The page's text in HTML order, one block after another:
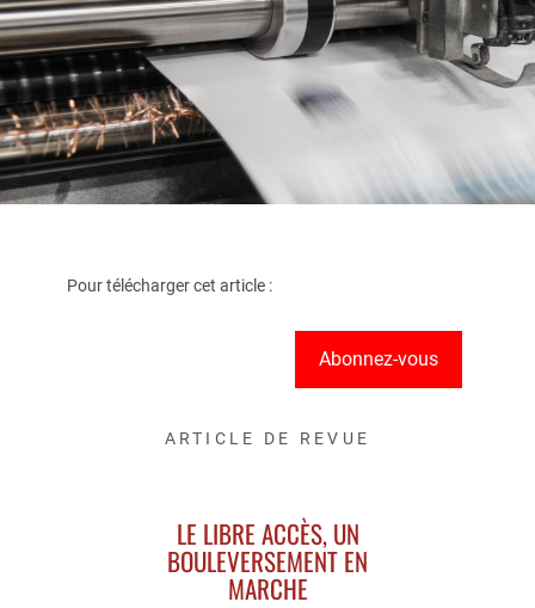
Pour télécharger cet article :
Abonnez-vous
ARTICLE DE REVUE
LE LIBRE ACCÈS, UN
BOULEVERSEMENT EN
MARCHE